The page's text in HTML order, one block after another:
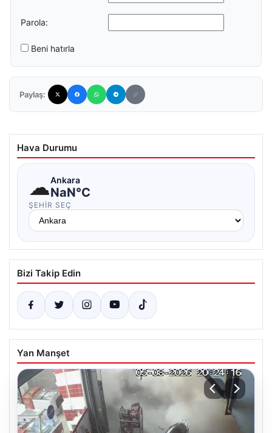
Parola:
Beni hatırla
Paylaş:
Hava Durumu
☁Ankara
NaN°C
ŞEHIR SEÇ
Bizi Takip Edin
Yan Manşet